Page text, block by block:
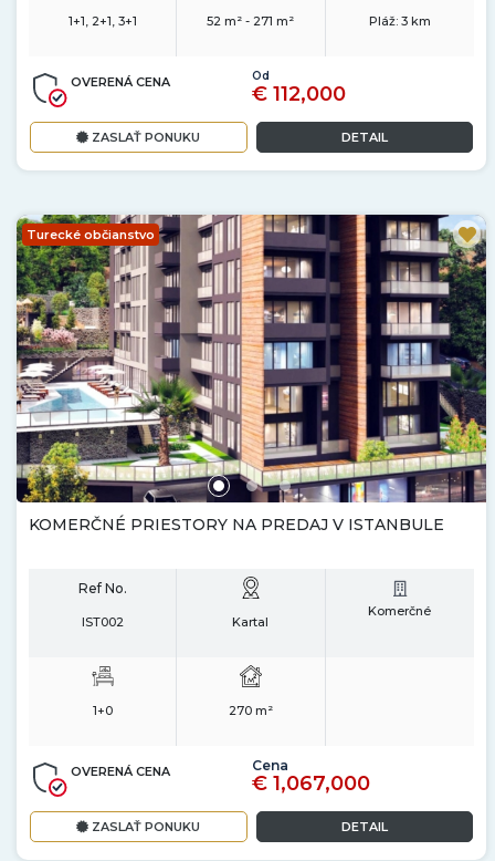
1+1, 2+1, 3+1 52 m² - 271 m² Pláž: 3 km
OVERENÁ CENA Od
€ 112,000
ZASLAŤ PONUKU DETAIL
Turecké občianstvo
KOMERČNÉ PRIESTORY NA PREDAJ V ISTANBULE
Ref No.
IST002 Kartal
Komerčné
1+0 270 m²
OVERENÁ CENA Cena
€ 1,067,000
ZASLAŤ PONUKU DETAIL